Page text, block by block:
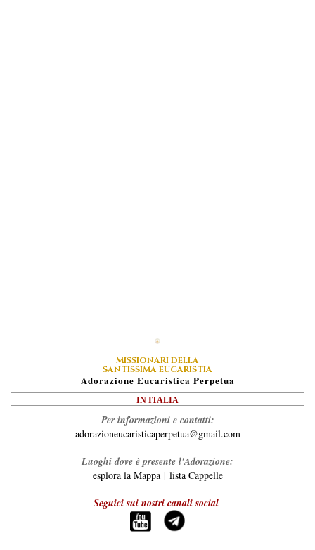
MISSIONARI DELLA
SANTISSIMA EUCARISTIA
ADorazione EUcaristica PErpetua
IN ITALIA
Per informazioni e contatti:
adorazioneucaristicaperpetua@gmail.com
Luoghi dove è presente l'Adorazione:
esplora la Mappa| lista Cappelle
Seguici sui nostri canali social